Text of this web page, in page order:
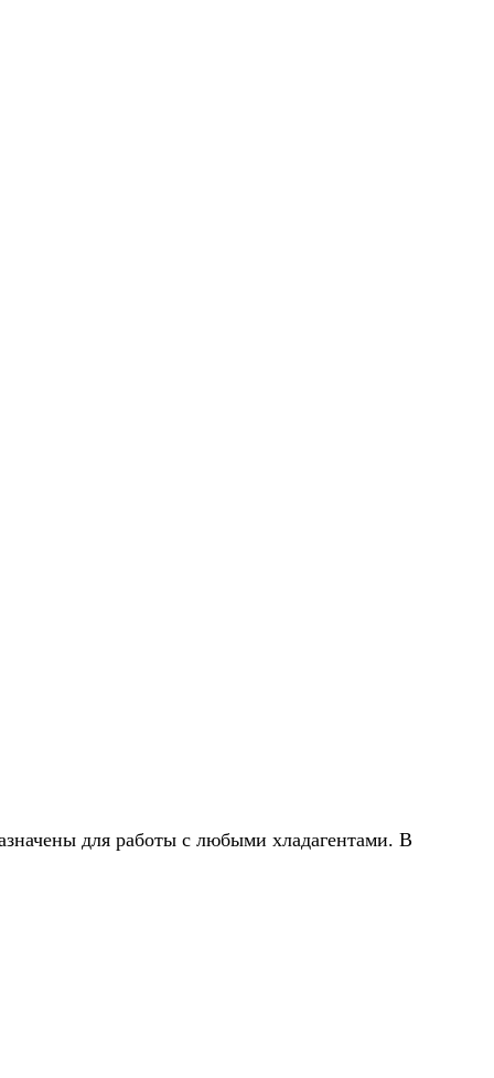
для работы с любыми хладагентами. В